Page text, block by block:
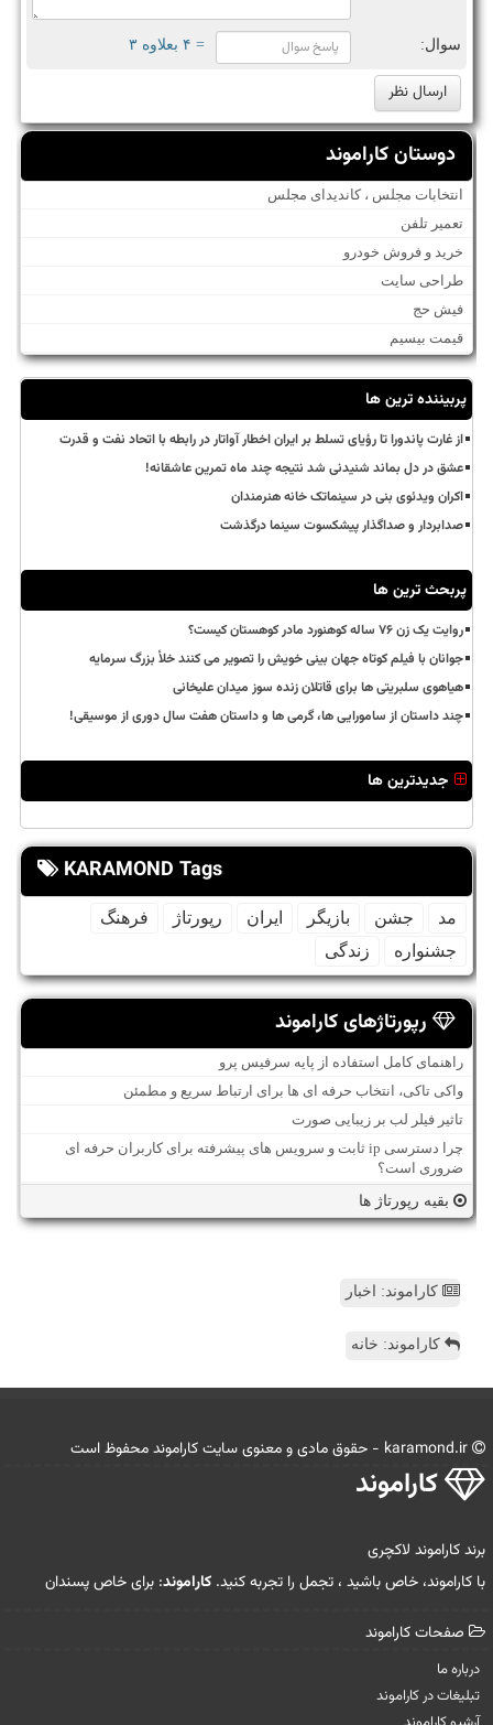
سوال: = ۴ بعلاوه ۳
دوستان کاراموند
انتخابات مجلس ، کاندیدای مجلس
تعمیر تلفن
خرید و فروش خودرو
طراحی سایت
فیش حج
قیمت بیسیم
پربیننده ترین ها
از غارت پاندورا تا رؤیای تسلط بر ایران اخطار آواتار در رابطه با اتحاد نفت و قدرت
عشق در دل بماند شنیدنی شد نتیجه چند ماه تمرین عاشقانه!
اکران ویدئوی بنی در سینماتک خانه هنرمندان
صدابردار و صداگذار پیشکسوت سینما درگذشت
پربحث ترین ها
روایت یک زن ۷۶ ساله کوهنورد مادر کوهستان کیست؟
جوانان با فیلم کوتاه جهان بینی خویش را تصویر می کنند خلأ بزرگ سرمایه
هیاهوی سلبریتی ها برای قاتلان زنده سوز میدان علیخانی
چند داستان از سامورایی ها، گرمی ها و داستان هفت سال دوری از موسیقی!
جدیدترین ها
KARAMOND Tags
مد جشن بازیگر ایران رپورتاژ
فرهنگ
جشنواره
زندگی
رپورتاژهای کاراموند
راهنمای کامل استفاده از پایه سرفیس پرو
واکی تاکی، انتخاب حرفه ای ها برای ارتباط سریع و مطمئن
تاثیر فیلر لب بر زیبایی صورت
چرا دسترسی ip ثابت و سرویس های پیشرفته برای کاربران حرفه ای
ضروری است؟
بقیه رپورتاژ ها
کاراموند: اخبار
کاراموند: خانه
كاراموند
برند کاراموند لاکچری
با کاراموند، خاص باشید ، تجمل را تجربه کنید. کاراموند: برای خاص پسندان
صفحات كاراموند
درباره ما
تبلیغات در كاراموند